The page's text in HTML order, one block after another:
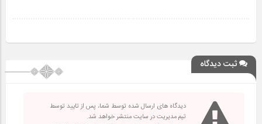
ثبت دیدگاه
دیدگاه های ارسال شده توسط شما، پس از تایید توسط
تیم مدیریت در سایت منتشر خواهد شد.